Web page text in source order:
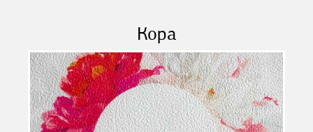
Кора